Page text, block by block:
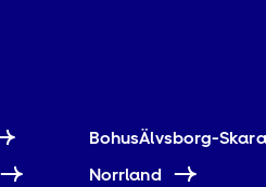
BohusÄlvsborg-
Norrland